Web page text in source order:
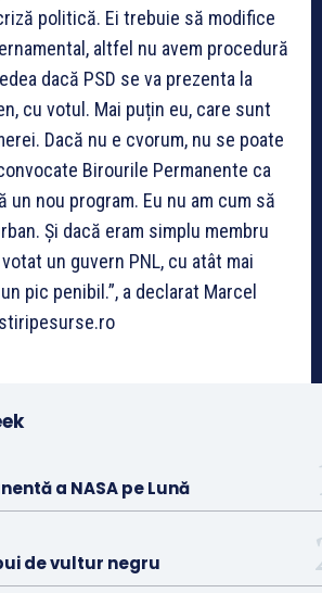
politică. Ei trebuie să modifice
altfel nu avem procedură
dacă PSD se va prezenta la
cu votul. Mai puțin eu, care sunt
Dacă nu e cvorum, nu se poate
Birourile Permanente ca
un nou program. Eu nu am cum să
Și dacă eram simplu membru
un guvern PNL, cu atât mai
pic penibil.”, a declarat Marcel
a NASA pe Lună
de vultur negru